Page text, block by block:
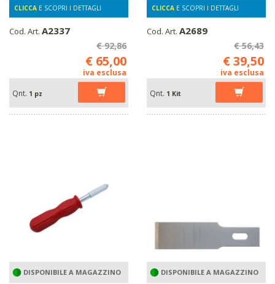
CLICCA E SCOPRI I DETTAGLI
Cod. Art. A2337
€ 92,86
€ 65,00
iva esclusa
Qnt. 1 pz
CLICCA E SCOPRI I DETTAGLI
Cod. Art. A2689
€ 56,43
€ 39,50
iva esclusa
Qnt. 1 Kit
DISPONIBILE A MAGAZZINO DISPONIBILE A MAGAZZINO